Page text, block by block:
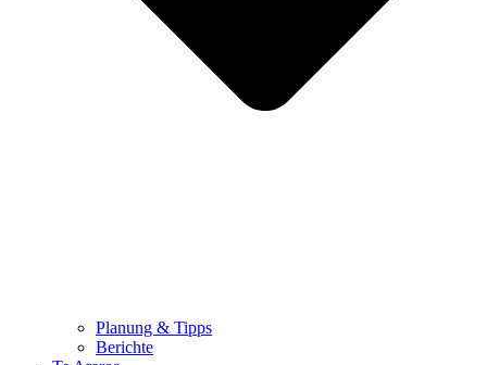
Planung & Tipps
Berichte